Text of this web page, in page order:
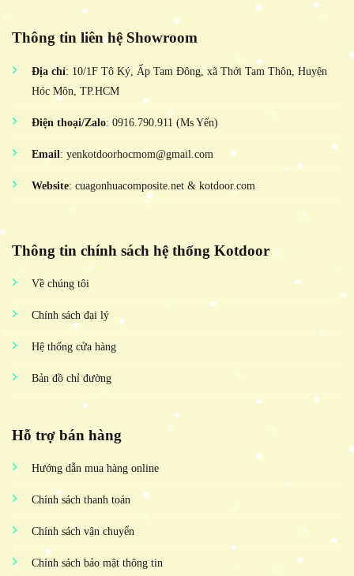
Thông tin liên hệ Showroom
Địa chỉ: 10/1F Tô Ký, Ấp Tam Đông, xã Thới Tam Thôn, Huyện
Hóc Môn, TP.HCM
Điện thoại/Zalo: 0916.790.911 (Ms Yến)
Email: yenkotdoorhocmom@gmail.com
Website: cuagonhuacomposite.net & kotdoor.com
Thông tin chính sách hệ thống Kotdoor
Về chúng tôi
Chính sách đại lý
Hệ thống cửa hàng
Bản đồ chỉ đường
Hỗ trợ bán hàng
Hướng dẫn mua hàng online
Chính sách thanh toán
Chính sách vận chuyển
Chính sách bảo mật thông tin